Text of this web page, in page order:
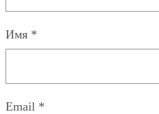
Имя *
Email *